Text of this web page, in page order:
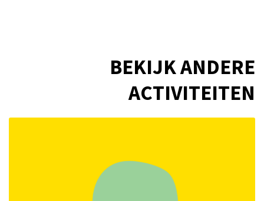
BEKIJK ANDERE
ACTIVITEITEN